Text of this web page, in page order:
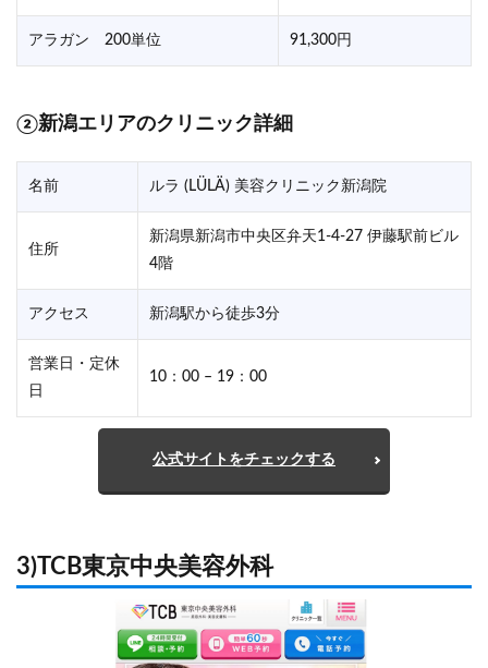
アラガン 200単位 91,300円
②新潟エリアのクリニック詳細
名前 ルラ (LÜLÄ) 美容クリニック新潟院
住所
新潟県新潟市中央区弁天1-4-27 伊藤駅前ビル
4階
アクセス 新潟駅から徒歩3分
営業日・定休
日
10：00 – 19：00
公式サイトをチェックする
3)TCB東京中央美容外科